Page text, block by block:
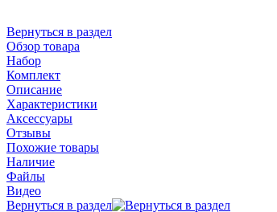
Вернуться в раздел
Обзор товара
Набор
Комплект
Описание
Характеристики
Аксессуары
Отзывы
Похожие товары
Наличие
Файлы
Видео
Вернуться в раздел